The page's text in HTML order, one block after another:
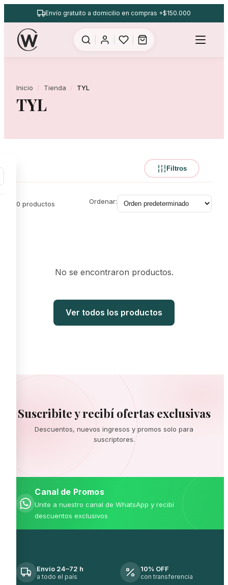
al
contenido
Envío gratuito a domicilio en compras +$150.000
Inicio Tienda TYL
TYL
Filtros
0 productos Ordenar:
No se encontraron productos.
Ver todos los productos
Suscribite y recibí ofertas exclusivas
Descuentos, nuevos ingresos y promos solo para
suscriptores.
Canal de Promos
Unite a nuestro canal de WhatsApp y recibí
descuentos exclusivos
Envío 24–72 h
a todo el país
10% OFF
con transferencia